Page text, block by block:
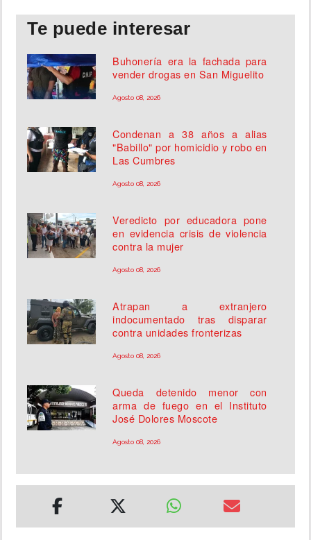
Te puede interesar
Buhonería era la fachada para
vender drogas en San Miguelito
Agosto 08, 2026
Condenan a 38 años a alias
"Babillo" por homicidio y robo en
Las Cumbres
Agosto 08, 2026
Veredicto por educadora pone
en evidencia crisis de violencia
contra la mujer
Agosto 08, 2026
Atrapan a extranjero
indocumentado tras disparar
contra unidades fronterizas
Agosto 08, 2026
Queda detenido menor con
arma de fuego en el Instituto
José Dolores Moscote
Agosto 08, 2026